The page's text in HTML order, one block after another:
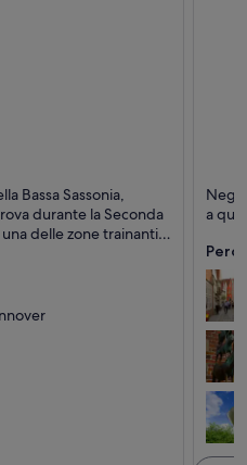
Bassa Sassonia,
durante la Seconda
delle zone trainanti
a